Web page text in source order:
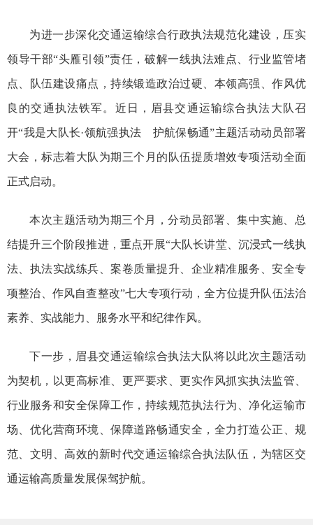
为进一步深化交通运输综合行政执法规范化建设，压实
领导干部“头雁引领”责任，破解一线执法难点、行业监管堵
点、队伍建设痛点，持续锻造政治过硬、本领高强、作风优
良的交通执法铁军。近日，眉县交通运输综合执法大队召
开“我是大队长·领航强执法 护航保畅通”主题活动动员部署
大会，标志着大队为期三个月的队伍提质增效专项活动全面
正式启动。
本次主题活动为期三个月，分动员部署、集中实施、总
结提升三个阶段推进，重点开展“大队长讲堂、沉浸式一线执
法、执法实战练兵、案卷质量提升、企业精准服务、安全专
项整治、作风自查整改”七大专项行动，全方位提升队伍法治
素养、实战能力、服务水平和纪律作风。
下一步，眉县交通运输综合执法大队将以此次主题活动
为契机，以更高标准、更严要求、更实作风抓实执法监管、
行业服务和安全保障工作，持续规范执法行为、净化运输市
场、优化营商环境、保障道路畅通安全，全力打造公正、规
范、文明、高效的新时代交通运输综合执法队伍，为辖区交
通运输高质量发展保驾护航。